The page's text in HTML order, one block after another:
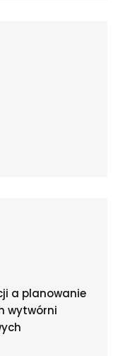
a planowanie
wytwórni